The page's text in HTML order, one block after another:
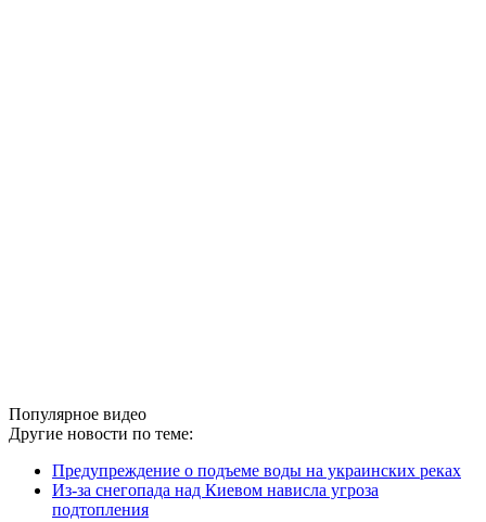
Популярное видео
Другие новости по теме:
Предупреждение о подъеме воды на украинских реках
Из-за снегопада над Киевом нависла угроза
подтопления